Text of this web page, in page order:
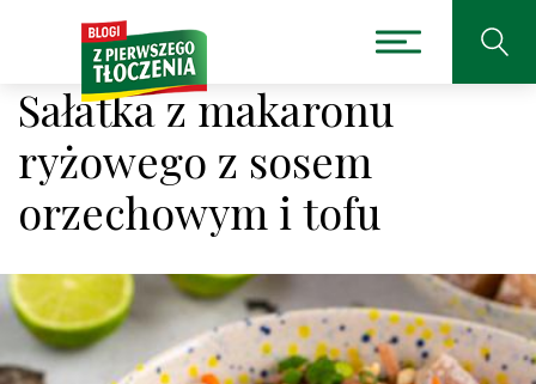
Sałatka z makaronu
ryżowego z sosem
orzechowym i tofu